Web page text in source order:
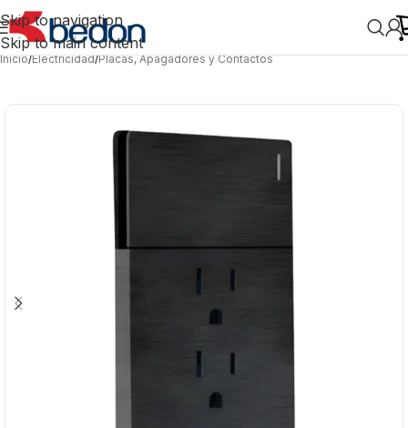
Skip to navigation
Skip to main content
Inicio/Electricidad/Placas, Apagadores y Contactos